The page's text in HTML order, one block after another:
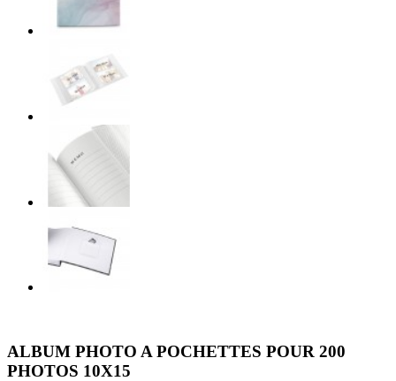
ALBUM PHOTO A POCHETTES POUR 200
PHOTOS 10X15